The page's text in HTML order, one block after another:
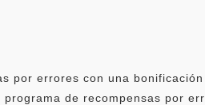
por errores con una
de recompensas por